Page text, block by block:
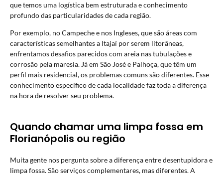
que temos uma logística bem estruturada e conhecimento
profundo das particularidades de cada região.
Por exemplo, no Campeche e nos Ingleses, que são áreas com
características semelhantes a Itajaí por serem litorâneas,
enfrentamos desafios parecidos com areia nas tubulações e
corrosão pela maresia. Já em São José e Palhoça, que têm um
perfil mais residencial, os problemas comuns são diferentes. Esse
conhecimento específico de cada localidade faz toda a diferença
na hora de resolver seu problema.
Quando chamar uma limpa fossa em
Florianópolis ou região
Muita gente nos pergunta sobre a diferença entre desentupidora e
limpa fossa. São serviços complementares, mas diferentes. A